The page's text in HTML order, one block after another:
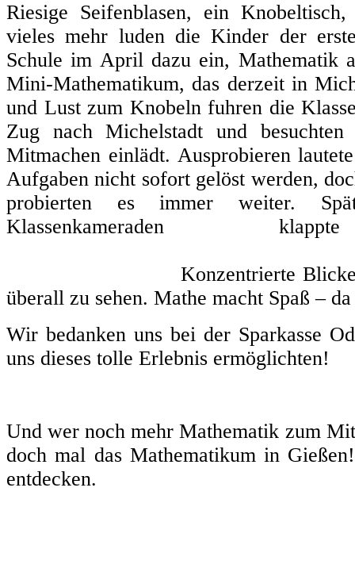
Riesige Seifenblasen, ein
vieles mehr luden die Kinder der
Schule im April dazu ein, Mathematik
Mini-Mathematikum, das derzeit in
und Lust zum Knobeln fuhren die
Zug nach Michelstadt und
Mitmachen einlädt. Ausprobieren
Aufgaben nicht sofort gelöst werden,
probierten es immer weiter.
Klassenkameraden
Konzentrierte Blicke und
überall zu sehen. Mathe macht Spaß –
Wir bedanken uns bei der Sparkasse
uns dieses tolle Erlebnis ermöglichten!
Und wer noch mehr Mathematik zum
doch mal das Mathematikum in
entdecken.